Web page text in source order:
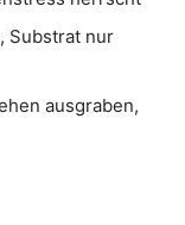
Substrat nur
ausgraben,